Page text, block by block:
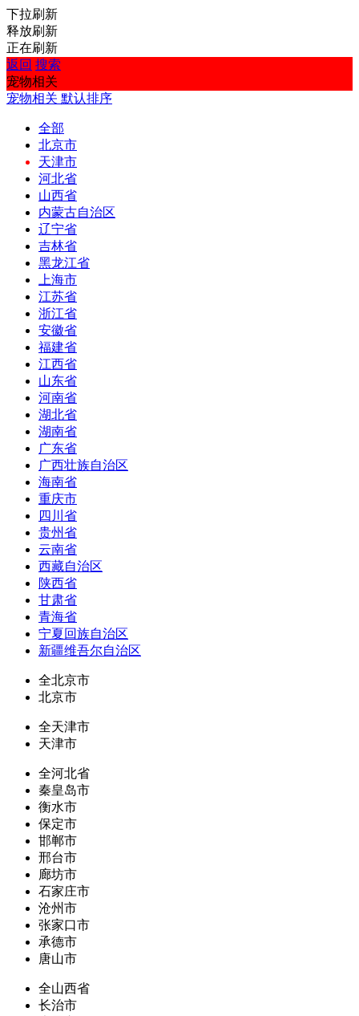
下拉刷新
释放刷新
正在刷新
返回 搜索
宠物相关
宠物相关 默认排序
全部
北京市
天津市
河北省
山西省
内蒙古自治区
辽宁省
吉林省
黑龙江省
上海市
江苏省
浙江省
安徽省
福建省
江西省
山东省
河南省
湖北省
湖南省
广东省
广西壮族自治区
海南省
重庆市
四川省
贵州省
云南省
西藏自治区
陕西省
甘肃省
青海省
宁夏回族自治区
新疆维吾尔自治区
全北京市
北京市
全天津市
天津市
全河北省
秦皇岛市
衡水市
保定市
邯郸市
邢台市
廊坊市
石家庄市
沧州市
张家口市
承德市
唐山市
全山西省
长治市